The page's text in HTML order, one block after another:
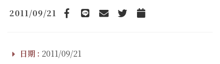
2011/09/21
Facebook
line emailTwitterAdd to Calendar
日期 : 2011/09/21